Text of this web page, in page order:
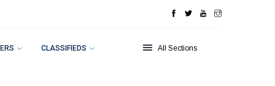
CLASSIFIEDS All Sections